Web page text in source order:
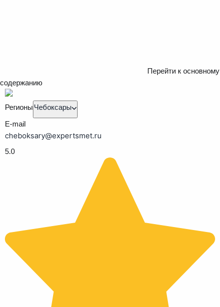
Перейти к основному
содержанию
Регионы Чебоксары
E-mail
cheboksary@expertsmet.ru
5.0